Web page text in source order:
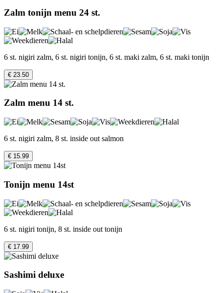
Zalm tonijn menu 24 st.
6 st. nigiri zalm, 6 st. nigiri tonijn, 6 st. maki zalm, 6 st. maki tonijn
€ 23.50
Zalm menu 14 st.
6 st. nigiri zalm, 8 st. inside out salmon
€ 15.99
Tonijn menu 14st
6 st. nigiri tonijn, 8 st. inside out tonijn
€ 17.99
Sashimi deluxe